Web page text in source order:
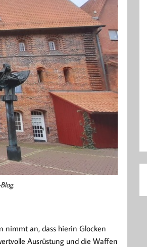
nimmt an, dass hierin Glocken
Ausrüstung und die Waffen